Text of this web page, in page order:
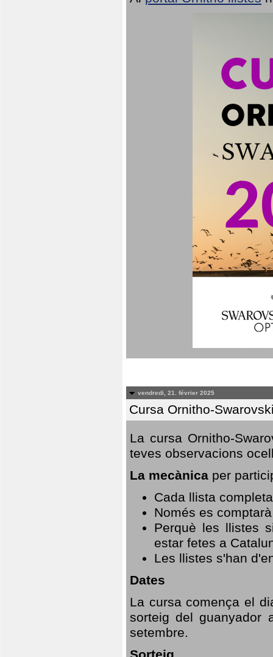
vendredi, 21. février 2025
Cursa Ornitho-
La cursa Ornitho-
teves observacions
La mecànica per
Cada llista
Només es
Perquè les llistes
estar fetes a
Les llistes s'han
Dates
La cursa comença el
sorteig del guanyador
setembre.